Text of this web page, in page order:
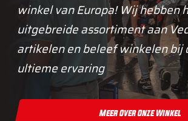
winkel van Europa! Wij hebben
uitgebreide assortiment aan
artikelen en beleef winkelen bij
ultieme ervaring
Meer Over Onze Winkel